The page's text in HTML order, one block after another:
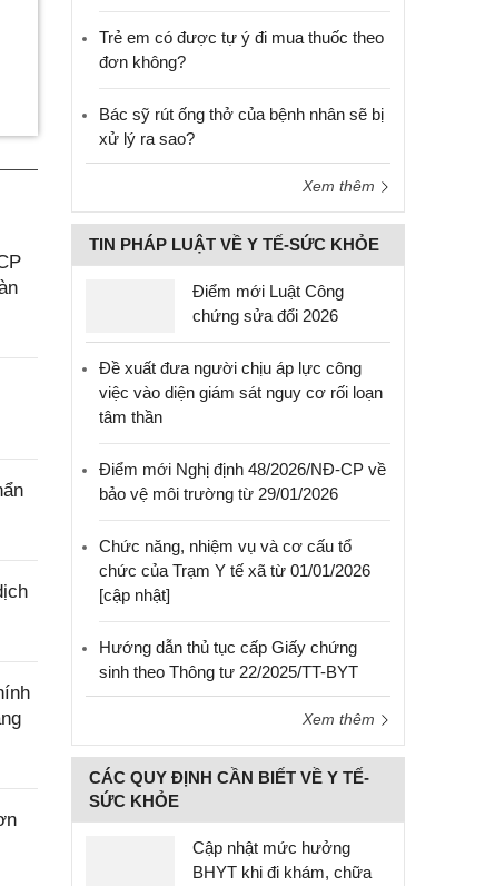
Trẻ em có được tự ý đi mua thuốc theo
đơn không?
Bác sỹ rút ống thở của bệnh nhân sẽ bị
xử lý ra sao?
Xem thêm
TIN PHÁP LUẬT VỀ Y TẾ-SỨC KHỎE
Điểm mới Luật Công
chứng sửa đổi 2026
Đề xuất đưa người chịu áp lực công
việc vào diện giám sát nguy cơ rối loạn
tâm thần
Điểm mới Nghị định 48/2026/NĐ-CP về
bảo vệ môi trường từ 29/01/2026
Chức năng, nhiệm vụ và cơ cấu tổ
chức của Trạm Y tế xã từ 01/01/2026
[cập nhật]
Hướng dẫn thủ tục cấp Giấy chứng
sinh theo Thông tư 22/2025/TT-BYT
Xem thêm
CÁC QUY ĐỊNH CẦN BIẾT VỀ Y TẾ-
SỨC KHỎE
Cập nhật mức hưởng
BHYT khi đi khám, chữa